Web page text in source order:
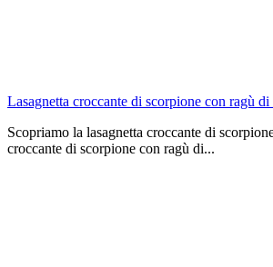
Lasagnetta croccante di scorpione con ragù
Scopriamo la lasagnetta croccante di
croccante di scorpione con ragù di...